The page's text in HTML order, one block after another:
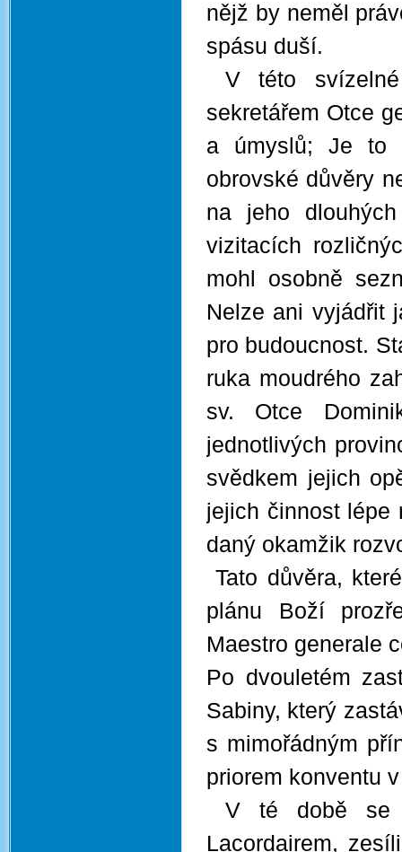
nějž by neměl
spásu duší.
V této svízelné
sekretářem Otce
a úmyslů; Je to
obrovské důvěry
na jeho
vizitacích
mohl osobně
Nelze ani vyjádřit
pro budoucnost.
ruka moudrého
sv. Otce
jednotlivých
svědkem jejich
jejich činnost lépe
daný okamžik
Tato důvěra,
plánu Boží
Maestro generale
Po dvouletém
Sabiny, který
s mimořádným
priorem konventu
V té době se
Lacordairem,